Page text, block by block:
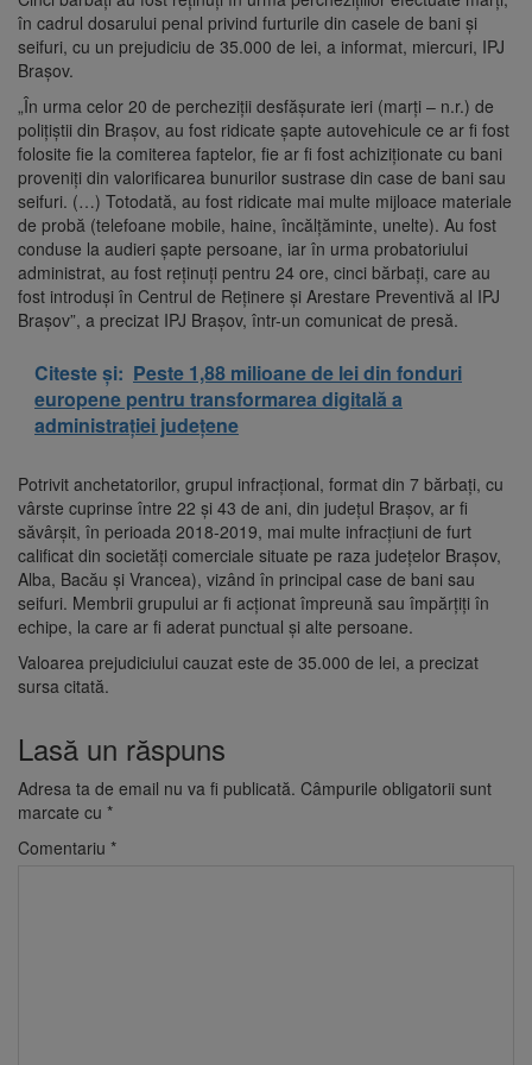
în cadrul dosarului penal privind furturile din casele de bani şi
seifuri, cu un prejudiciu de 35.000 de lei, a informat, miercuri, IPJ
Braşov.
„În urma celor 20 de percheziţii desfăşurate ieri (marţi – n.r.) de
poliţiştii din Braşov, au fost ridicate şapte autovehicule ce ar fi fost
folosite fie la comiterea faptelor, fie ar fi fost achiziţionate cu bani
proveniţi din valorificarea bunurilor sustrase din case de bani sau
seifuri. (…) Totodată, au fost ridicate mai multe mijloace materiale
de probă (telefoane mobile, haine, încălţăminte, unelte). Au fost
conduse la audieri şapte persoane, iar în urma probatoriului
administrat, au fost reţinuţi pentru 24 ore, cinci bărbaţi, care au
fost introduşi în Centrul de Reţinere şi Arestare Preventivă al IPJ
Braşov”, a precizat IPJ Braşov, într-un comunicat de presă.
Citeste și: Peste 1,88 milioane de lei din fonduri
europene pentru transformarea digitală a
administrației județene
Potrivit anchetatorilor, grupul infracţional, format din 7 bărbaţi, cu
vârste cuprinse între 22 şi 43 de ani, din judeţul Braşov, ar fi
săvârşit, în perioada 2018-2019, mai multe infracţiuni de furt
calificat din societăţi comerciale situate pe raza judeţelor Braşov,
Alba, Bacău şi Vrancea), vizând în principal case de bani sau
seifuri. Membrii grupului ar fi acţionat împreună sau împărţiţi în
echipe, la care ar fi aderat punctual şi alte persoane.
Valoarea prejudiciului cauzat este de 35.000 de lei, a precizat
sursa citată.
Lasă un răspuns
Adresa ta de email nu va fi publicată. Câmpurile obligatorii sunt
marcate cu *
Comentariu *